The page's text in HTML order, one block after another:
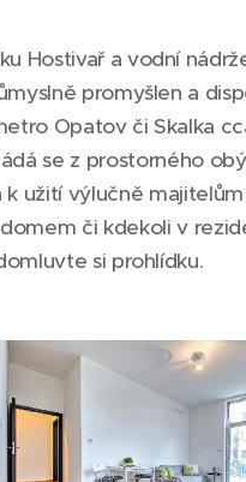
Hostivař a vodní
promyšlen a
Opatov či Skalka
se z prostorného
užití výlučně
či kdekoli v
si prohlídku.